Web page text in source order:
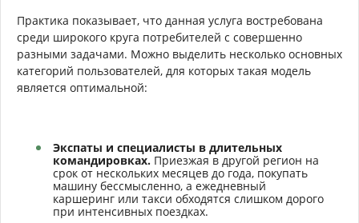
Практика показывает, что данная услуга востребована
среди широкого круга потребителей с совершенно
разными задачами. Можно выделить несколько основных
категорий пользователей, для которых такая модель
является оптимальной:
Экспаты и специалисты в длительных
командировках. Приезжая в другой регион на
срок от нескольких месяцев до года, покупать
машину бессмысленно, а ежедневный
каршеринг или такси обходятся слишком дорого
при интенсивных поездках.